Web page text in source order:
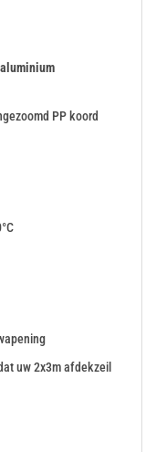
PP koord
uw 2x3m afdekzeil